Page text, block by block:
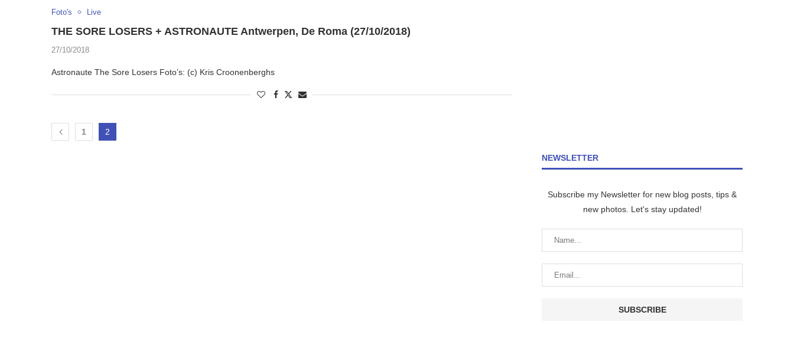
Foto's Live
THE SORE LOSERS + ASTRONAUTE Antwerpen, De Roma (27/10/2018)
27/10/2018
Astronaute The Sore Losers Foto’s: (c) Kris Croonenberghs
1 2
NEWSLETTER
Subscribe my Newsletter for new blog posts, tips &
new photos. Let's stay updated!